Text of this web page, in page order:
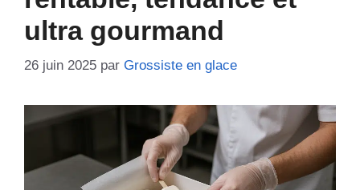
ultra gourmand
26 juin 2025 par Grossiste en glace